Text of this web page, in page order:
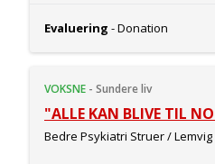
Evaluering - Donation
VOKSNE - Sundere liv
"ALLE KAN BLIVE TIL
Bedre Psykiatri Struer /